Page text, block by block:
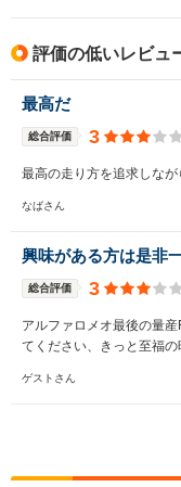
評価の低いレビュ
最高だ
総合評価 3
最高の走り方を追求しな
なばさん
興味がある方は是
総合評価 3
アルファロメオ最後の量
てください、きっと至福の
ゲストさん